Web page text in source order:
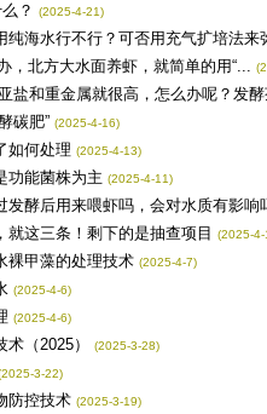
？ (2025-4-21)
纯海水行不行？可否用充气扩培法来
，北方大水面养虾，就简单的用“...
盐和重金属就很高，怎么办呢？发
碳肥” (2025-4-16)
如何处理 (2025-4-13)
功能菌株为主 (2025-4-11)
发酵后用来喂虾吗，会对水质有影响
这三条！剩下的是抽查项目
(2025-4-
裸甲藻的处理技术 (2025-4-7)
(2025-4-6)
(2025-4-6)
（2025） (2025-3-28)
3-22)
防控技术 (2025-3-19)